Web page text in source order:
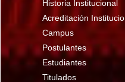
Historia Institucional
Acreditación
Campus
Postulantes
Estudiantes
Titulados